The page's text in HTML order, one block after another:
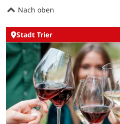
Nach oben
Stadt Trier